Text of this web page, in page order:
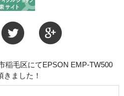
稲毛区にてEPSON EMP-TW500
ました！